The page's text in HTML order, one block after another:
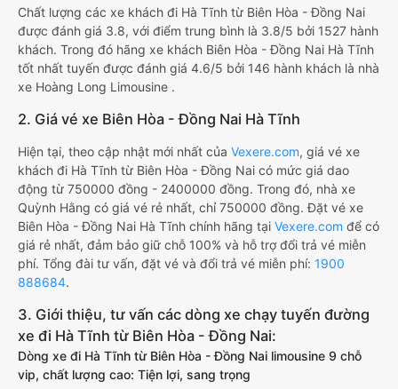
Chất lượng các xe khách đi Hà Tĩnh từ Biên Hòa - Đồng Nai
được đánh giá 3.8, với điểm trung bình là 3.8/5 bởi 1527 hành
khách. Trong đó hãng xe khách Biên Hòa - Đồng Nai Hà Tĩnh
tốt nhất tuyến được đánh giá 4.6/5 bởi 146 hành khách là nhà
xe Hoàng Long Limousine .
2. Giá vé xe Biên Hòa - Đồng Nai Hà Tĩnh
Hiện tại, theo cập nhật mới nhất của Vexere.com, giá vé xe
khách đi Hà Tĩnh từ Biên Hòa - Đồng Nai có mức giá dao
động từ 750000 đồng - 2400000 đồng. Trong đó, nhà xe
Quỳnh Hằng có giá vé rẻ nhất, chỉ 750000 đồng. Đặt vé xe
Biên Hòa - Đồng Nai Hà Tĩnh chính hãng tại Vexere.com để có
giá rẻ nhất, đảm bảo giữ chỗ 100% và hỗ trợ đổi trả vé miễn
phí. Tổng đài tư vấn, đặt vé và đổi trả vé miễn phí: 1900
888684.
3. Giới thiệu, tư vấn các dòng xe chạy tuyến đường
xe đi Hà Tĩnh từ Biên Hòa - Đồng Nai:
Dòng xe đi Hà Tĩnh từ Biên Hòa - Đồng Nai limousine 9 chỗ
vip, chất lượng cao: Tiện lợi, sang trọng